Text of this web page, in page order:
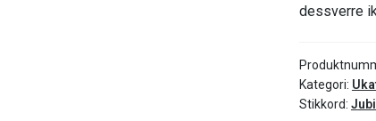
dessverre
Kategori:
Stikkord: